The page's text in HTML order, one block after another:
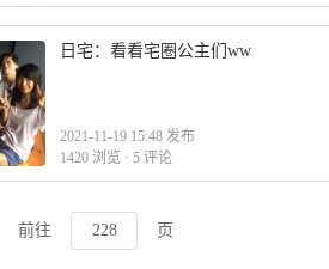
日宅：看看宅圈公主们ww
2021-11-19 15:48 发布
1420 浏览 · 5 评论
前往 页